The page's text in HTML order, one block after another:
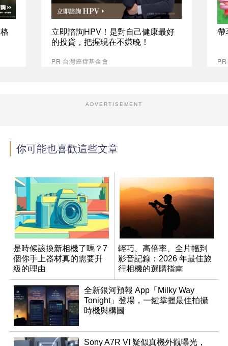
立即諮詢HPV！是對自己健康最好
的投資，把握現在不嫌晚！
PR 台灣癌症基金會
帶
ADVERTISEMENT
你可能也喜歡這些文章
是時候該換新相機了嗎？7
個你手上器材真的需要升
級的理由
輕巧、高倍率、全片幅到
影音記錄：2026 年最佳旅
行相機的選購指南
全新銀河預報 App「Milky Way
Tonight」登場，一鍵掌握最佳拍攝
時機與構圖
Sony A7R VI 疑似真機外觀曝光，